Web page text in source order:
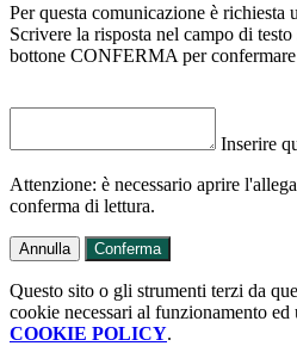
Per questa comunicazione è richiesta
Scrivere la risposta nel campo di testo
bottone CONFERMA per
Inserire
Attenzione: è necessario aprire
conferma di lettura.
Annulla Conferma
Questo sito o gli strumenti terzi da
cookie necessari al funzionamento
COOKIE POLICY.